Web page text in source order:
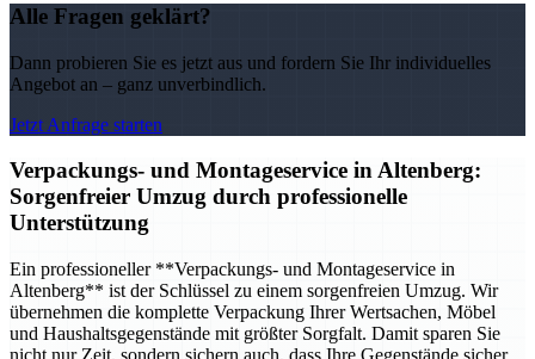
Alle Fragen geklärt?
Dann probieren Sie es jetzt aus und fordern Sie Ihr individuelles
Angebot an – ganz unverbindlich.
Jetzt Anfrage starten
Verpackungs- und Montageservice in Altenberg:
Sorgenfreier Umzug durch professionelle
Unterstützung
Ein professioneller **Verpackungs- und Montageservice in
Altenberg** ist der Schlüssel zu einem sorgenfreien Umzug. Wir
übernehmen die komplette Verpackung Ihrer Wertsachen, Möbel
und Haushaltsgegenstände mit größter Sorgfalt. Damit sparen Sie
nicht nur Zeit, sondern sichern auch, dass Ihre Gegenstände sicher